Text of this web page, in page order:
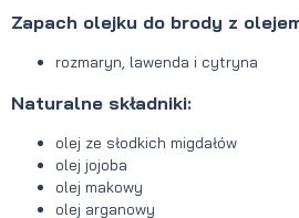
Zapach olejku do brody z
rozmaryn, lawenda i cytryna
Naturalne składniki:
olej ze słodkich migdałów
olej jojoba
olej makowy
olej arganowy